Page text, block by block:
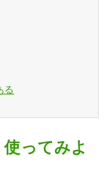
る
ってみよ